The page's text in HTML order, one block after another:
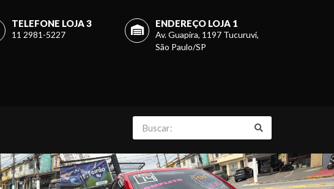
TELEFONE LOJA 3
11 2981-5227
ENDEREÇO LOJA 1
Av. Guapira, 1197 Tucuruvi,
São Paulo/SP